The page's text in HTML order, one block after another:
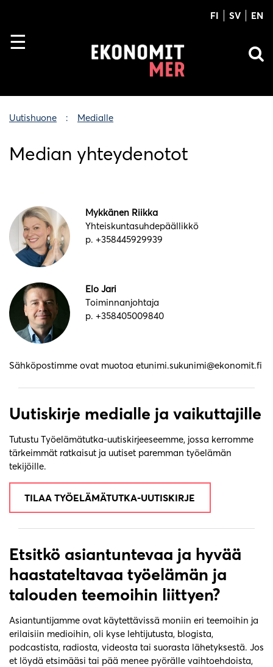
FI SV EN
Uutishuone Medialle
Median yhteydenotot
Mykkänen Riikka
Yhteiskuntasuhdepäällikkö
p. +358445929939
Elo Jari
Toiminnanjohtaja
p. +358405009840
Sähköpostimme ovat muotoa etunimi.sukunimi@ekonomit.fi
Uutiskirje medialle ja vaikuttajille
Tutustu Työelämätutka-uutiskirjeeseemme, jossa kerromme
tärkeimmät ratkaisut ja uutiset paremman työelämän
tekijöille.
TILAA TYÖELÄMÄTUTKA-UUTISKIRJE
Etsitkö asiantuntevaa ja hyvää
haastateltavaa työelämän ja
talouden teemoihin liittyen?
Asiantuntijamme ovat käytettävissä moniin eri teemoihin ja
erilaisiin medioihin, oli kyse lehtijutusta, blogista,
podcastista, radiosta, videosta tai suorasta lähetyksestä. Jos
et löydä etsimääsi tai pää menee pyörälle vaihtoehdoista,